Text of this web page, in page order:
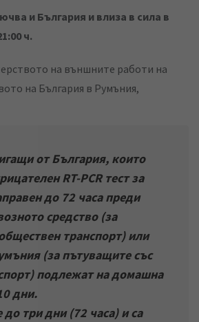
и България и влиза в сила в
ч.
на външните работи на
на България в Румъния,
от България, които
RT-PCR тест за
до 72 часа преди
средство (за
транспорт) или
(за пътуващите със
подлежат на домашна
дни.
до три дни (72 часа) и са